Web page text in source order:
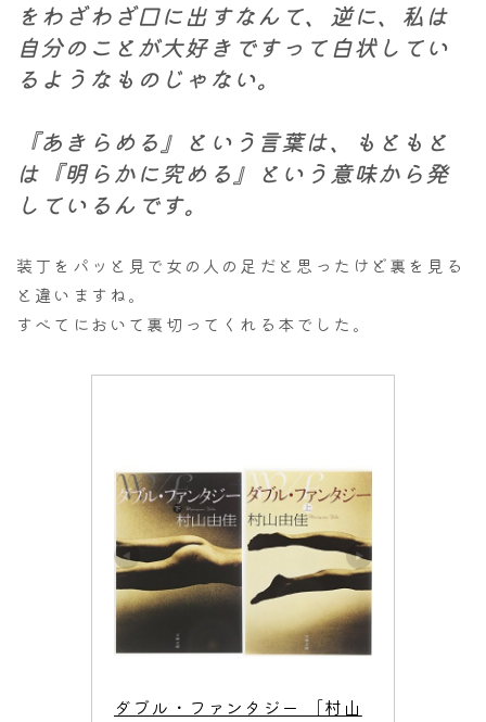
をわざわざ口に出すなんて、逆に、私は
自分のことが大好きですって白状してい
るようなものじゃない。
『あきらめる』という言葉は、もともと
は『明らかに究める』という意味から発
しているんです。
装丁をパッと見で女の人の足だと思ったけど裏を見る
と違いますね。
すべてにおいて裏切ってくれる本でした。
ダブル・ファンタジー ［村山